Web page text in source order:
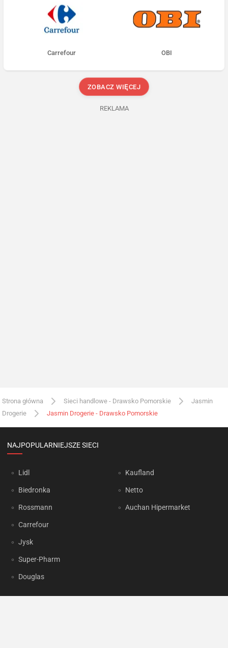
Carrefour OBI
ZOBACZ WIĘCEJ
REKLAMA
Strona główna Sieci handlowe - Drawsko Pomorskie
Jasmin
Drogerie
Jasmin Drogerie - Drawsko Pomorskie
NAJPOPULARNIEJSZE SIECI
Lidl
Biedronka
Rossmann
Carrefour
Jysk
Super-Pharm
Douglas
Kaufland
Netto
Auchan Hipermarket